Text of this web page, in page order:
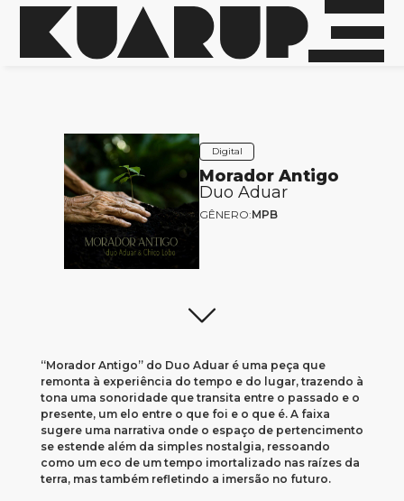
Digital
Morador Antigo
Duo Aduar
GÊNERO:MPB
“Morador Antigo” do Duo Aduar é uma peça que
remonta à experiência do tempo e do lugar, trazendo à
tona uma sonoridade que transita entre o passado e o
presente, um elo entre o que foi e o que é. A faixa
sugere uma narrativa onde o espaço de pertencimento
se estende além da simples nostalgia, ressoando
como um eco de um tempo imortalizado nas raízes da
terra, mas também refletindo a imersão no futuro.